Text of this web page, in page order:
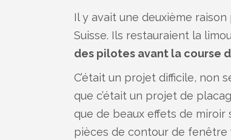
Il y avait une deuxième
Suisse. Ils restauraient la
des pilotes avant la course
C’était un projet difficile, non
que c’était un projet de
que de beaux effets de
pièces de contour de